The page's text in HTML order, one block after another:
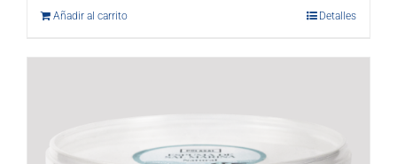
Añadir al carrito Detalles